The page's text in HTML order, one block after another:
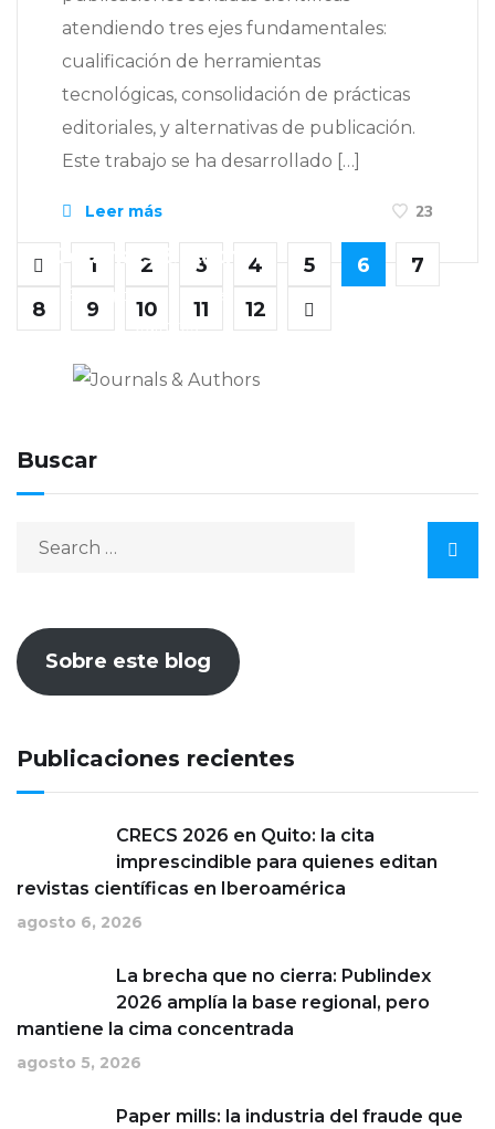
atendiendo tres ejes fundamentales:
cualificación de herramientas
tecnológicas, consolidación de prácticas
editoriales, y alternativas de publicación.
Este trabajo se ha desarrollado […]
Leer más 23
1 2 3 4 5 6
7
8
9 10 11 12
Journals & Authors
El blog de los editores para
editores
Buscar
Sobre este blog
Publicaciones recientes
CRECS 2026 en Quito: la cita
imprescindible para quienes editan
revistas científicas en Iberoamérica
agosto 6, 2026
La brecha que no cierra: Publindex
2026 amplía la base regional, pero
mantiene la cima concentrada
agosto 5, 2026
Paper mills: la industria del fraude que